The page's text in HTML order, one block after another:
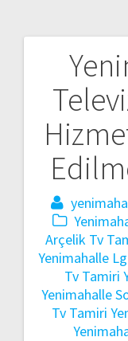
Arçelik Tv
Yenimahalle
Tv Tamiri
Yenimahalle
Tv Tamiri